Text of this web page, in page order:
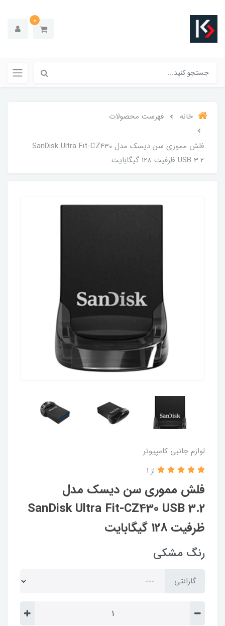
0
خانه فهرست محصولات
فلش مموری سن دیسک مدل SanDisk Ultra Fit-CZ430
USB 3.2 ظرفیت 128 گیگابایت
لوازم جانبی کامپیوتر
فلش مموری سن دیسک مدل
SanDisk Ultra Fit-CZ430 USB 3.2
ظرفیت 128 گیگابایت
از 1
رنگ مشکی
گارانتی